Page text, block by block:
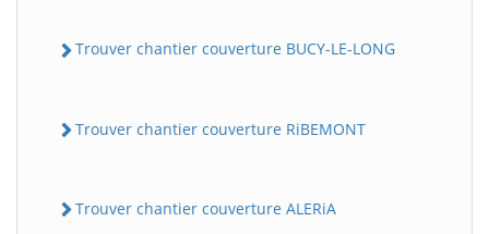
Trouver chantier couverture BUCY-LE-LONG
Trouver chantier couverture RiBEMONT
Trouver chantier couverture ALERiA